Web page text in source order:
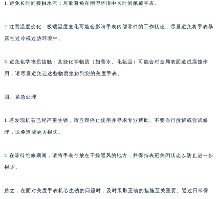
1.避免长时间接触水汽：尽量避免在潮湿环境中长时间佩戴手表。
2.注意温度变化：极端温度变化可能会影响手表内部零件的工作状态，尽量避免将手表暴
露在过冷或过热环境中。
3.避免化学物质接触：某些化学物质（如香水、化妆品）可能会对金属表面造成腐蚀作
用，请尽量避免让这些物质接触到您的美度手表。
四、紧急处理
1.若发现机芯已经严重生锈，请立即停止使用并寻求专业帮助。不要自行拆解或尝试修
理，以免造成更大损失。
2.在等待维修期间，请将手表存放在干燥通风的地方，并保持表冠关闭状态以防止进一步
损坏。
总之，在面对美度手表机芯生锈的问题时，及时采取正确的措施至关重要。通过日常保